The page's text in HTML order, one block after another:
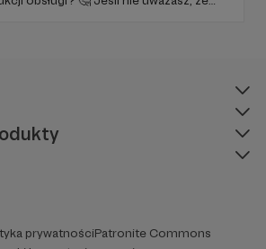
prywatnościPatronite Commons